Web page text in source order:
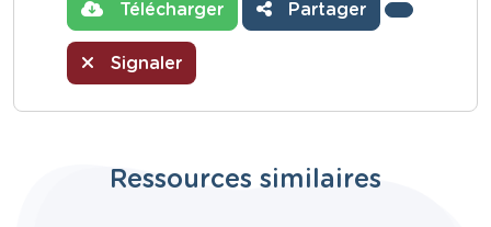
Télécharger Partager
Signaler
Ressources similaires